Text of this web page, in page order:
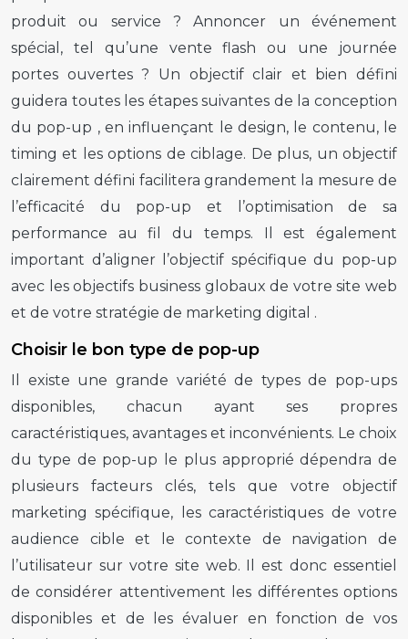
produit ou service ? Annoncer un événement
spécial, tel qu’une vente flash ou une journée
portes ouvertes ? Un objectif clair et bien défini
guidera toutes les étapes suivantes de la conception
du pop-up , en influençant le design, le contenu, le
timing et les options de ciblage. De plus, un objectif
clairement défini facilitera grandement la mesure de
l’efficacité du pop-upet l’optimisation de sa
performance au fil du temps. Il est également
important d’aligner l’objectif spécifique du pop-up
avec les objectifs business globaux de votre site web
et de votre stratégie de marketing digital .
Choisir le bon type de pop-up
Il existe une grande variété de types de pop-ups
disponibles, chacun ayant ses propres
caractéristiques, avantages et inconvénients. Le choix
du type de pop-up
le plus approprié dépendra de
plusieurs facteurs clés, tels que votre objectif
marketing spécifique, les caractéristiques de votre
audience cible et le contexte de navigation de
l’utilisateur sur votre site web. Il est donc essentiel
de considérer attentivement les différentes options
disponibles et de les évaluer en fonction de vos